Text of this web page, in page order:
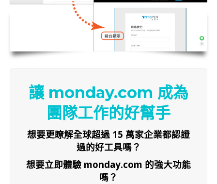
讓 monday.com 成為
團隊工作的好幫手
想要更瞭解全球超過 15 萬家企業都認證
過的好工具嗎？
想要立即體驗 monday.com 的強大功能
嗎？